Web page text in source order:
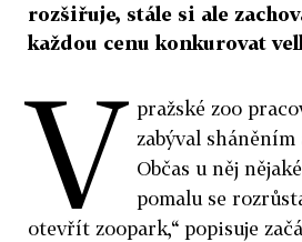
rozšiřuje, stále si ale
každou cenu konkurovat
V pražské zoo
zabýval
Občas u něj
pomalu se
otevřít zoopark,“ popisuje